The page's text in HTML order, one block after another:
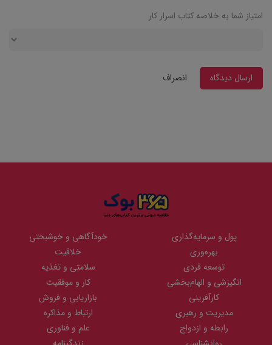
امتیاز شما به خلاصه کتاب اسرار کار
ارسال دیدگاه انصراف
پول و سرمایه‌گذاری
خودآگاهی و خوشبختی
بهره‌وری
خلاقیت
توسعه فردی
سلامتی و تغذیه
انگیزشی و الهام‌بخشی
کار و موفقیت
کارآفرینی
بازاریابی و فروش
مدیریت و رهبری
ارتباط و مذاکره
رابطه و ازدواج
علم و فناوری